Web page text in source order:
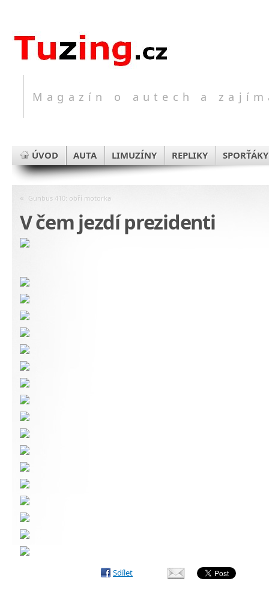
Magazín o autech a
ÚVOD AUTA LIMUZÍNY REPLIKY SPORŤÁKY
« Gunbus 410: obří motorka
V čem jezdí prezidenti
Sdílet